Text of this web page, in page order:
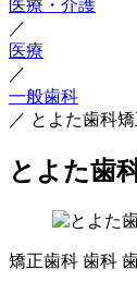
医療・介護
／
医療
／
一般歯科
／ とよた歯科
とよた歯
矯正歯科 歯科